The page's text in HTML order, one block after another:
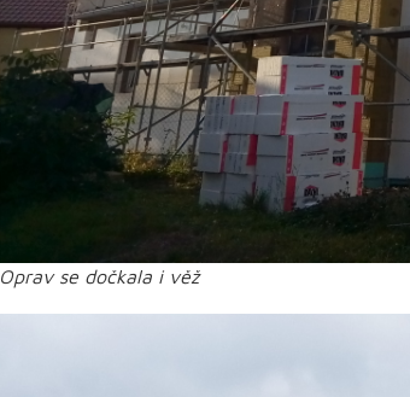
Oprav se dočkala i věž